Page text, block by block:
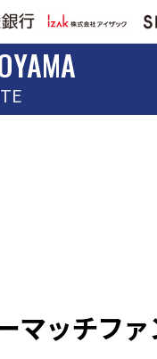
マッチフ